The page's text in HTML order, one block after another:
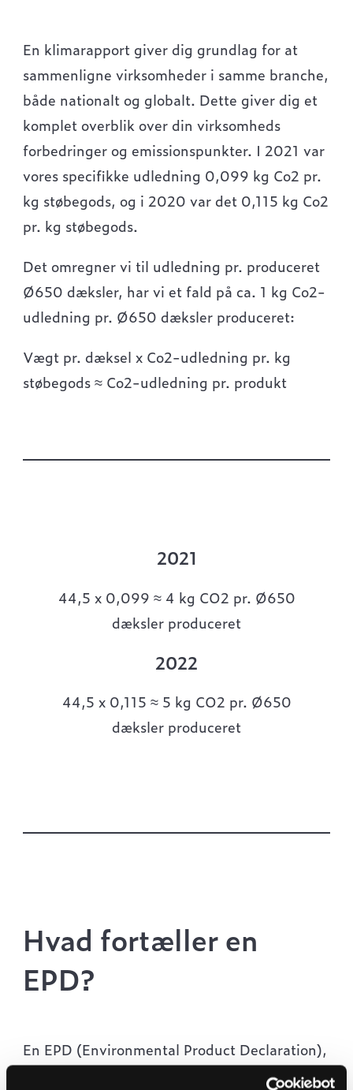
En klimarapport giver dig grundlag for at
sammenligne virksomheder i samme branche,
både nationalt og globalt. Dette giver dig et
komplet overblik over din virksomheds
forbedringer og emissionspunkter. I 2021 var
vores specifikke udledning 0,099 kg Co2 pr.
kg støbegods, og i 2020 var det 0,115 kg Co2
pr. kg støbegods.
Det omregner vi til udledning pr. produceret
Ø650 dæksler, har vi et fald på ca. 1 kg Co2-
udledning pr. Ø650 dæksler produceret:
Vægt pr. dæksel x Co2-udledning pr. kg
støbegods ≈ Co2-udledning pr. produkt
2021
44,5 x 0,099 ≈ 4 kg CO2 pr. Ø650
dæksler produceret
2022
44,5 x 0,115 ≈ 5 kg CO2 pr. Ø650
dæksler produceret
Hvad fortæller en
EPD?
En EPD (Environmental Product Declaration),
dokumenterer et produkts miljømæssige